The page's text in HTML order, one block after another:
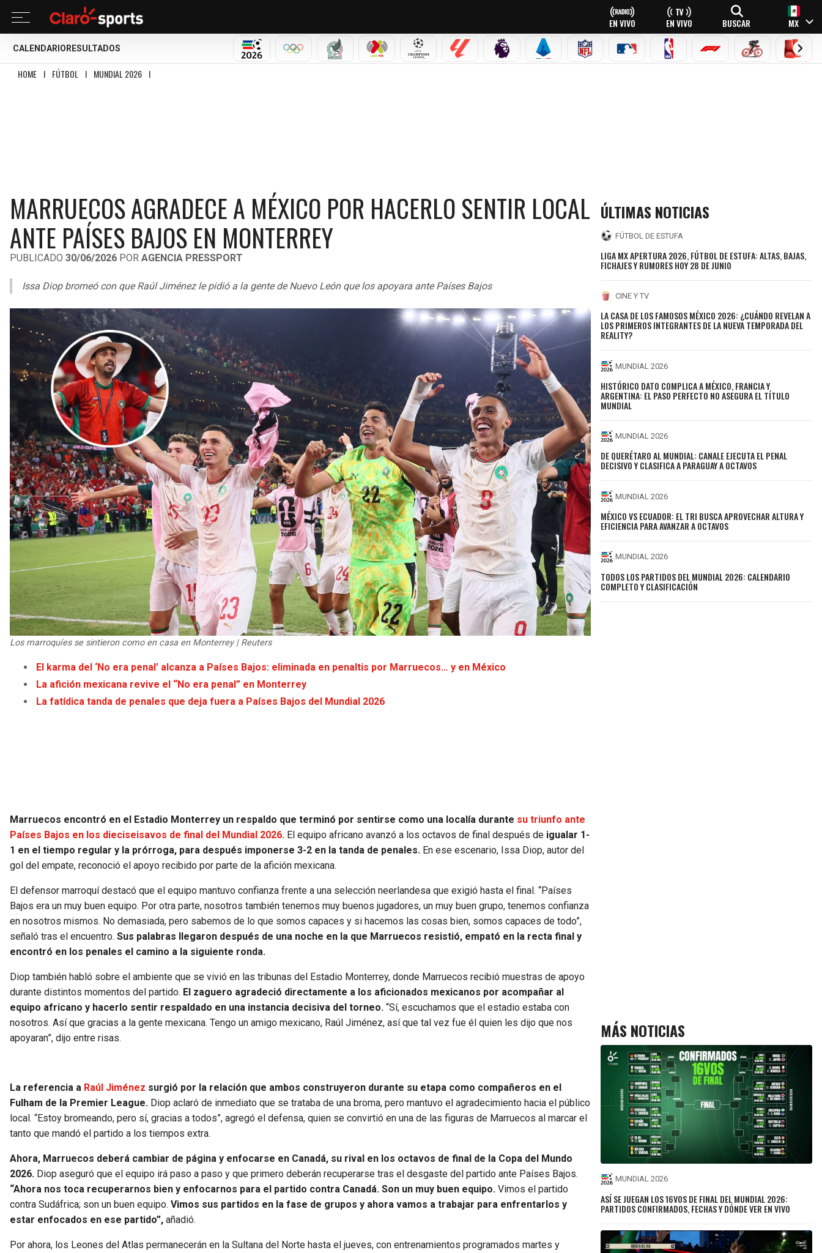
EN VIVO EN VIVO BUSCAR MX
CALENDARIO RESULTADOS
MUNDIAL 2026OLÍMPICOSSELECCIÓN MEXICANA
LIGA MX CHAMPIONS LEAGUE
LALIGA PREMIER LEAGUE
SERIE A NFL MLB NBA FÓRMULA 1CICLISMOBOXEO
HOME I FÚTBOL I MUNDIAL 2026 I
MARRUECOS AGRADECE A MÉXICO POR HACERLO SENTIR LOCAL
ANTE PAÍSES BAJOS EN MONTERREY
PUBLICADO 30/06/2026 POR AGENCIA PRESSPORT
Issa Diop bromeó con que Raúl Jiménez le pidió a la gente de Nuevo León que los apoyara ante Países Bajos
Los marroquíes se sintieron como en casa en Monterrey | Reuters
El karma del ‘No era penal’ alcanza a Países Bajos: eliminada en penaltis por Marruecos… y en México
La afición mexicana revive el “No era penal” en Monterrey
La fatídica tanda de penales que deja fuera a Países Bajos del Mundial 2026
Marruecos encontró en el Estadio Monterrey un respaldo que terminó por sentirse como una localía durante su triunfo ante
Países Bajos en los dieciseisavos de final del Mundial 2026. El equipo africano avanzó a los octavos de final después de igualar 1-
1 en el tiempo regular y la prórroga, para después imponerse 3-2 en la tanda de penales. En ese escenario, Issa Diop, autor del
gol del empate, reconoció el apoyo recibido por parte de la afición mexicana.
El defensor marroquí destacó que el equipo mantuvo confianza frente a una selección neerlandesa que exigió hasta el final. “Países
Bajos era un muy buen equipo. Por otra parte, nosotros también tenemos muy buenos jugadores, un muy buen grupo, tenemos confianza
en nosotros mismos. No demasiada, pero sabemos de lo que somos capaces y si hacemos las cosas bien, somos capaces de todo”,
señaló tras el encuentro. Sus palabras llegaron después de una noche en la que Marruecos resistió, empató en la recta final y
encontró en los penales el camino a la siguiente ronda.
Diop también habló sobre el ambiente que se vivió en las tribunas del Estadio Monterrey, donde Marruecos recibió muestras de apoyo
durante distintos momentos del partido. El zaguero agradeció directamente a los aficionados mexicanos por acompañar al
equipo africano y hacerlo sentir respaldado en una instancia decisiva del torneo. “Sí, escuchamos que el estadio estaba con
nosotros. Así que gracias a la gente mexicana. Tengo un amigo mexicano, Raúl Jiménez, así que tal vez fue él quien les dijo que nos
apoyaran”, dijo entre risas.
La referencia a Raúl Jiménez surgió por la relación que ambos construyeron durante su etapa como compañeros en el
Fulham de la Premier League. Diop aclaró de inmediato que se trataba de una broma, pero mantuvo el agradecimiento hacia el público
local. “Estoy bromeando, pero sí, gracias a todos”, agregó el defensa, quien se convirtió en una de las figuras de Marruecos al marcar el
tanto que mandó el partido a los tiempos extra.
Ahora, Marruecos deberá cambiar de página y enfocarse en Canadá, su rival en los octavos de final de la Copa del Mundo
2026. Diop aseguró que el equipo irá paso a paso y que primero deberán recuperarse tras el desgaste del partido ante Países Bajos.
“Ahora nos toca recuperarnos bien y enfocarnos para el partido contra Canadá. Son un muy buen equipo. Vimos el partido
contra Sudáfrica; son un buen equipo. Vimos sus partidos en la fase de grupos y ahora vamos a trabajar para enfrentarlos y
estar enfocados en ese partido”, añadió.
Por ahora, los Leones del Atlas permanecerán en la Sultana del Norte hasta el jueves, con entrenamientos programados martes y
ÚLTIMAS NOTICIAS
FÚTBOL DE ESTUFA
LIGA MX APERTURA 2026, FÚTBOL DE ESTUFA: ALTAS, BAJAS,
FICHAJES Y RUMORES HOY 28 DE JUNIO
CINE Y TV
LA CASA DE LOS FAMOSOS MÉXICO 2026: ¿CUÁNDO REVELAN A
LOS PRIMEROS INTEGRANTES DE LA NUEVA TEMPORADA DEL
REALITY?
MUNDIAL 2026
HISTÓRICO DATO COMPLICA A MÉXICO, FRANCIA Y
ARGENTINA: EL PASO PERFECTO NO ASEGURA EL TÍTULO
MUNDIAL
MUNDIAL 2026
DE QUERÉTARO AL MUNDIAL: CANALE EJECUTA EL PENAL
DECISIVO Y CLASIFICA A PARAGUAY A OCTAVOS
MUNDIAL 2026
MÉXICO VS ECUADOR: EL TRI BUSCA APROVECHAR ALTURA Y
EFICIENCIA PARA AVANZAR A OCTAVOS
MUNDIAL 2026
TODOS LOS PARTIDOS DEL MUNDIAL 2026: CALENDARIO
COMPLETO Y CLASIFICACIÓN
MÁS NOTICIAS
MUNDIAL 2026
ASÍ SE JUEGAN LOS 16VOS DE FINAL DEL MUNDIAL 2026:
PARTIDOS CONFIRMADOS, FECHAS Y DÓNDE VER EN VIVO